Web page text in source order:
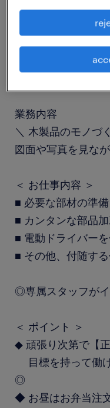
職種
業務内容
＼ 木製品のモノづ
図面や写真を見な
＜ お仕事内容 ＞
■ 必要な部材の準備
■ カンタンな部品
■ 電動ドライバー
■ その他、付随す
◎専属スタッフがイ
＜ ポイント ＞
◆ 頑張り次第で【
目標を持って働
◎
◆ お昼はお弁当注